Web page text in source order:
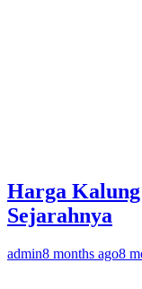
Harga
Sejarahnya
admin8 months ago8